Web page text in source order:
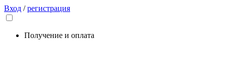
Вход /регистрация
Получение и оплата